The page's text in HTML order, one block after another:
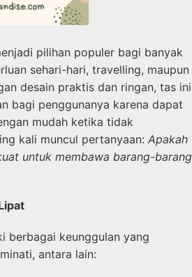
pilihan populer bagi banyak
sehari-hari, travelling, maupun
desain praktis dan ringan, tas ini
bagi penggunanya karena dapat
mudah ketika tidak
kali muncul pertanyaan: Apakah
untuk membawa barang-barang
berbagai keunggulan yang
antara lain: